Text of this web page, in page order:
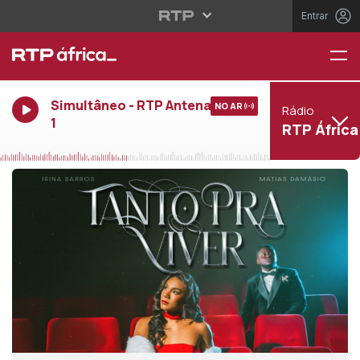
Entrar
Simultâneo - RTP Antena
1
NO AR Rádio
RTP África